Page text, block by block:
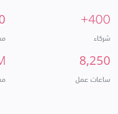
+400
شركاء
8,250
ساعات عمل